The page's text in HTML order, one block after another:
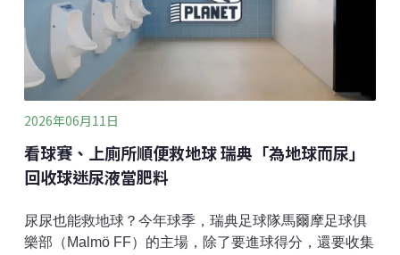
國等也正蓬勃發展。英國政府表示，未來幾個月內，消
費者就可以在Lidl和聖斯伯利超市（Sainsbury's）等通
路買到，目前EcoFlow公司是
2026年06月11日
看球賽、上廁所順便救地球 瑞典「為地球而尿」
回收球迷尿液當肥料
尿尿也能救地球？今年球季，瑞典足球隊馬爾摩足球俱
樂部（Malmö FF）的主場，除了要進球得分，還要收集